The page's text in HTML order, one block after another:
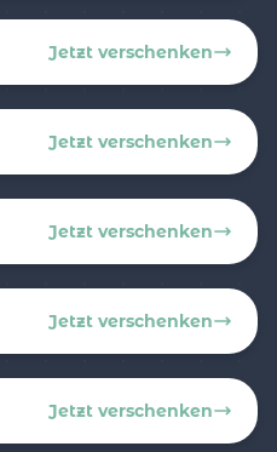
Jetzt verschenken
Jetzt verschenken
Jetzt verschenken
Jetzt verschenken
Jetzt verschenken